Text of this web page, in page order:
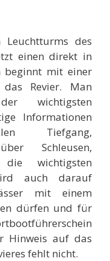
Leuchtturms des
einen direkt in
beginnt mit einer
Revier. Man
wichtigsten
Informationen
Tiefgang,
Schleusen,
die wichtigsten
auch darauf
mit einem
dürfen und für
Hinweis auf das
fehlt nicht.